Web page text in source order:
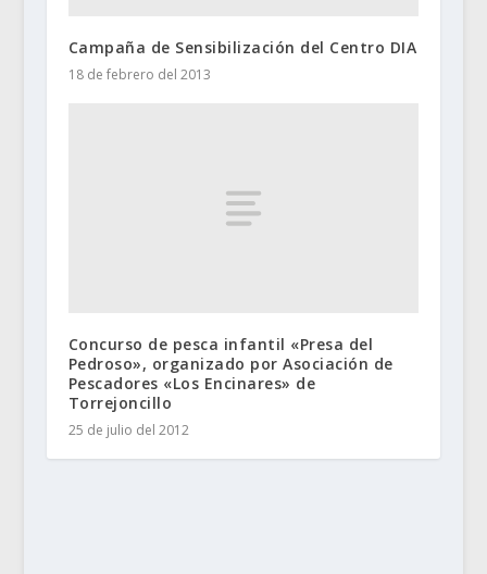
Campaña de Sensibilización del Centro DIA
18 de febrero del 2013
Concurso de pesca infantil «Presa del
Pedroso», organizado por Asociación de
Pescadores «Los Encinares» de
Torrejoncillo
25 de julio del 2012